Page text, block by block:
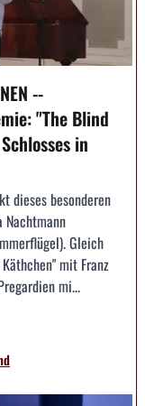
--
"The Blind
in
dieses besonderen
Nachtmann
Gleich
mit Franz
mi...